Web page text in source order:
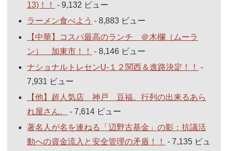
13)！！
- 9,132 ビュー
ラーメン食べよう - 8,883 ビュー
【中華】コスパ最高のランチ ＠木欄（ムーラ
ン） 加東市！！
- 8,146 ビュー
ナショナルトレセンU-１２関西＆進路決定！！
-
7,931 ビュー
【他】超人気店 神戸 豆福。行列の出来るあら
れ屋さん。
- 7,614 ビュー
著名人が名を連ねる「辺野古基金」の影：抗議活
動への資金流入と安全管理の矛盾！！
- 7,135 ビュ